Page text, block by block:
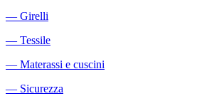
― Girelli
― Tessile
― Materassi e cuscini
― Sicurezza